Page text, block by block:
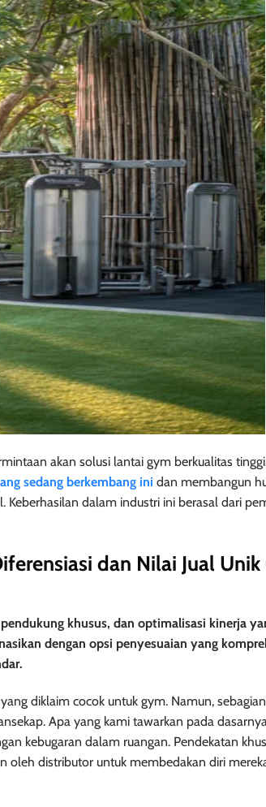
akan solusi lantai gym berkualitas
sedang berkembang ini dan membangun
dalam industri ini berasal dari
dan Nilai Jual Unik
khusus, dan optimalisasi kinerja
dengan opsi penyesuaian yang
diklaim cocok untuk gym. Namun,
Apa yang kami tawarkan pada
kebugaran dalam ruangan. Pendekatan
oleh distributor untuk membedakan diri